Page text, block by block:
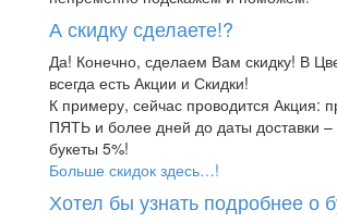
А скидку сделаете!?
Да! Конечно, сделаем Вам скидку! В
всегда есть Акции и Скидки!
К примеру, сейчас проводится Акция:
ПЯТЬ и более дней до даты доставки –
букеты 5%!
Больше скидок здесь…!
Хотел бы узнать подробнее о